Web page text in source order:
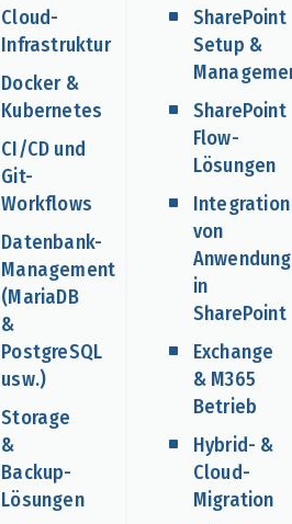
Cloud-
Infrastruktur
Docker &
Kubernetes
CI/CD und
Git-
Workflows
Datenbank-
Management
(MariaDB
&
PostgreSQL
usw.)
Storage
&
Backup-
Lösungen
SharePoint
Setup &
SharePoint
Flow-
Lösungen
Integration
von
in
SharePoint
Exchange
& M365
Betrieb
Hybrid- &
Cloud-
Migration